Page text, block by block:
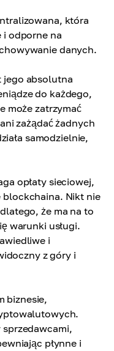
która
i odporne na
danych.
jego absolutna
do każdego,
może zatrzymać
zażądać żadnych
samodzielnie,
opłaty sieciowej,
Nikt nie
że ma na to
warunki usługi.
i
z góry i
biznesie,
sprzedawcami,
płynne i